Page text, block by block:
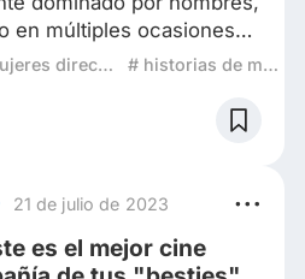
en múltiples ocasiones
las normas,
directoras pioneras
que también marcaron el
Alice Guy-
# mujeres directoras # historias de mujeres
21 de julio de 2023
es el mejor cine